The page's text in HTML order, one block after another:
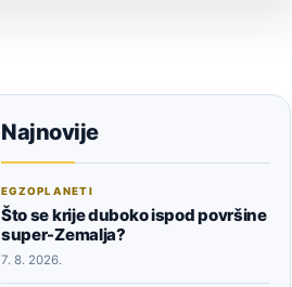
Najnovije
EGZOPLANETI
Što se krije duboko ispod površine
super-Zemalja?
7. 8. 2026.